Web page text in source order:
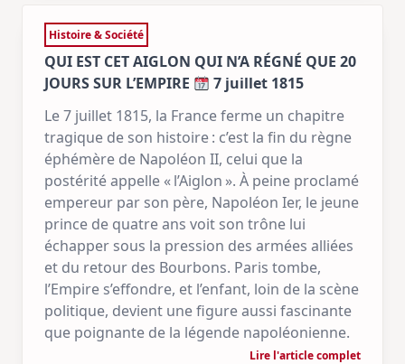
Histoire & Société
QUI EST CET AIGLON QUI N’A RÉGNÉ QUE 20
JOURS SUR L’EMPIRE
7 juillet 1815
Le 7 juillet 1815, la France ferme un chapitre
tragique de son histoire : c’est la fin du règne
éphémère de Napoléon II, celui que la
postérité appelle « l’Aiglon ». À peine proclamé
empereur par son père, Napoléon Ier, le jeune
prince de quatre ans voit son trône lui
échapper sous la pression des armées alliées
et du retour des Bourbons. Paris tombe,
l’Empire s’effondre, et l’enfant, loin de la scène
politique, devient une figure aussi fascinante
que poignante de la légende napoléonienne.
Lire l'article complet